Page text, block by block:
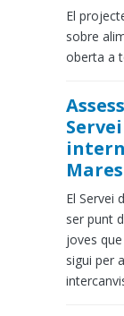
El
sobre
oberta a
El Servei
ser punt
joves
sigui per